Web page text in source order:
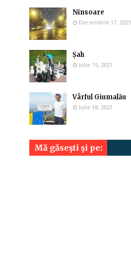
Ninsoare
Decembrie 17, 2021
Șah
Iulie 15, 2021
Vârful Giumalău
Iulie 18, 2021
Mă găseşti şi pe: